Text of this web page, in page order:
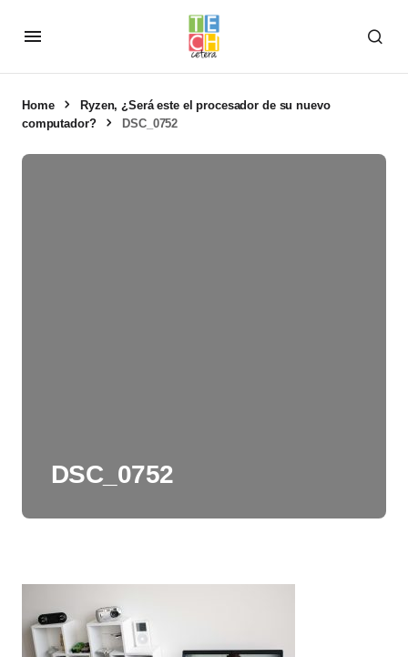
Home
Ryzen, ¿Será este el procesador de su nuevo
computador?
DSC_0752
DSC_0752